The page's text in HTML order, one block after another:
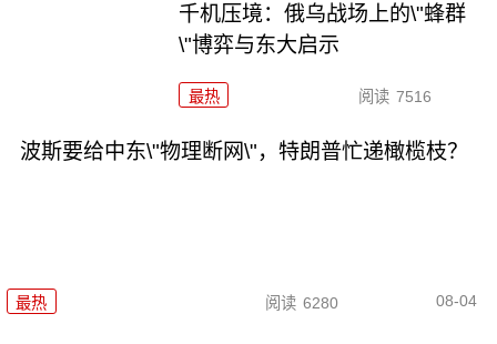
千机压境：俄乌战场上的\"蜂群
\"博弈与东大启示
最热 阅读 7516
波斯要给中东\"物理断网\"，特朗普忙递橄榄枝？
最热 阅读 6280 08-04